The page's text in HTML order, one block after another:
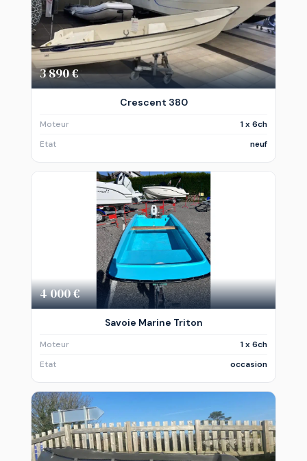
3 890 €
Crescent 380
Moteur
1 x 6ch
Etat
neuf
4 000 €
Savoie Marine Triton
Moteur
1 x 6ch
Etat
occasion